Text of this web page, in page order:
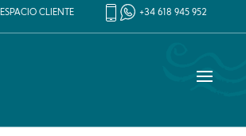
ESPACIO CLIENTE +34 618 945 952